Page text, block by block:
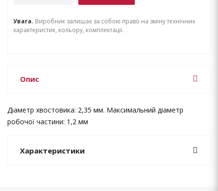
Увага. Виробник залишає за собою право на зміну технічних
характеристик, кольору, комплектації.
Опис
Діаметр хвостовика: 2,35 мм. Максимальний діаметр
робочої частини: 1,2 мм
Характеристики